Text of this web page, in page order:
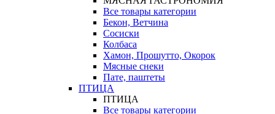
Все товары категории
Бекон, Ветчина
Сосиски
Колбаса
Хамон, Прошутто, Окорок
Мясные снеки
Пате, паштеты
ПТИЦА
ПТИЦА
Все товары категории